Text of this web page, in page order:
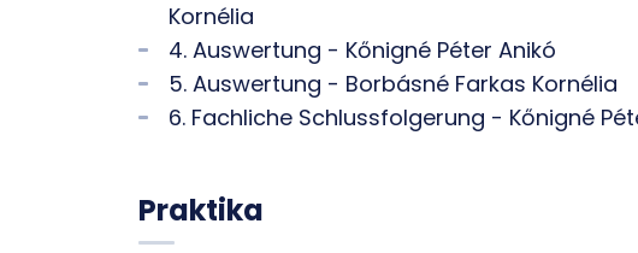
Kornélia
4. Auswertung - Kőnigné Péter Anikó
5. Auswertung - Borbásné Farkas Kornélia
6. Fachliche Schlussfolgerung - Kőnigné
Praktika